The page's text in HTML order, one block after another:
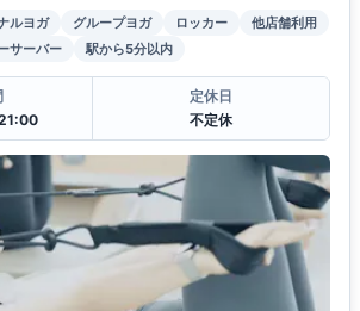
ルヨガ グループヨガ ロッカー
他店舗利用
サーバー 駅から5分以内
定休日
不定休